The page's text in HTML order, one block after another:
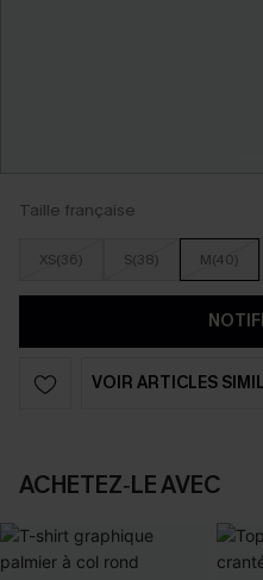
Taille française
XS(36) S(38) M(40)
VOIR ARTICLES
ACHETEZ‑LE AVEC